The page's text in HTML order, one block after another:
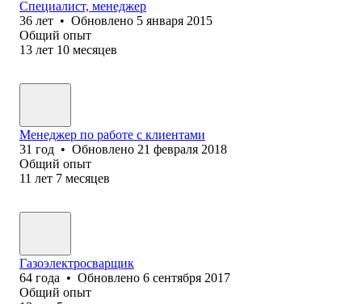
Специалист, менеджер
36 лет • Обновлено 5 января 2015
Общий опыт
13 лет 10 месяцев
Менеджер по работе с клиентами
31 год • Обновлено 21 февраля 2018
Общий опыт
11 лет 7 месяцев
Газоэлектросварщик
64 года • Обновлено 6 сентября 2017
Общий опыт